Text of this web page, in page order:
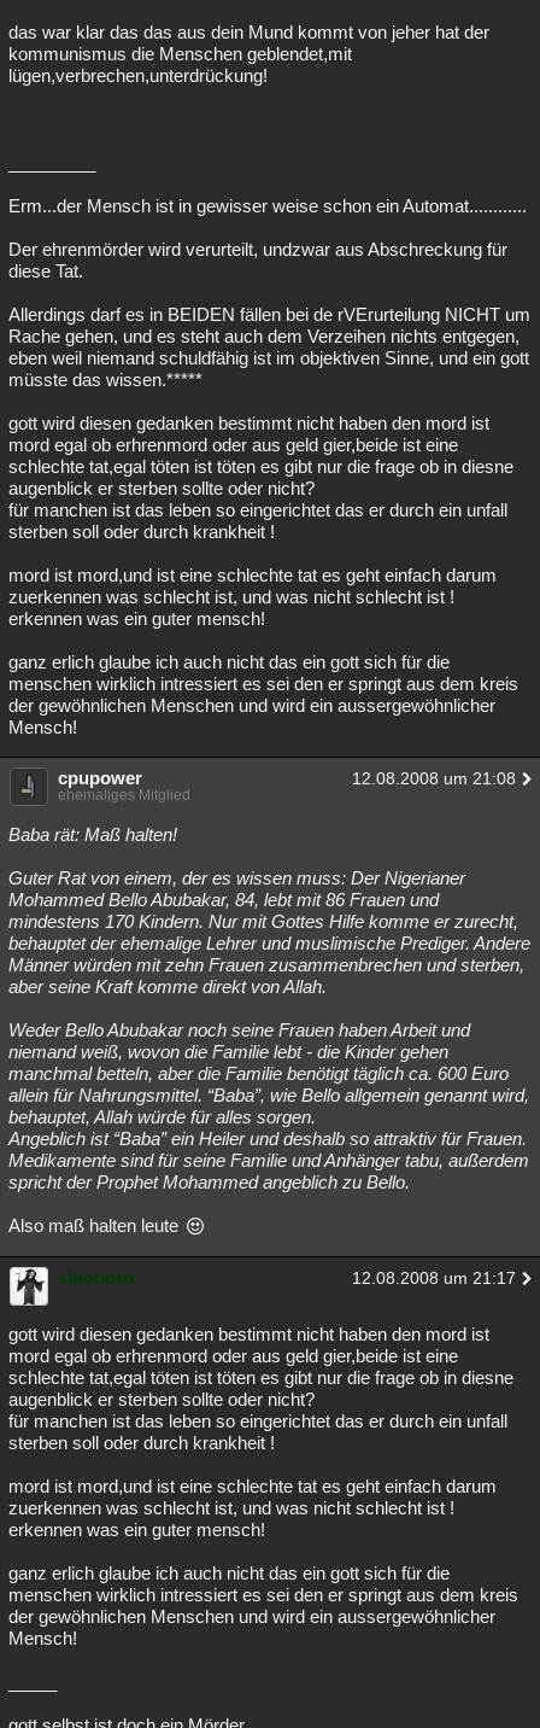
das war klar das das aus dein Mund kommt von jeher hat der
kommunismus die Menschen geblendet,mit
lügen,verbrechen,unterdrückung!
Erm...der Mensch ist in gewisser weise schon ein Automat............
Der ehrenmörder wird verurteilt, undzwar aus Abschreckung für
diese Tat.
Allerdings darf es in BEIDEN fällen bei de rVErurteilung NICHT um
Rache gehen, und es steht auch dem Verzeihen nichts entgegen,
eben weil niemand schuldfähig ist im objektiven Sinne, und ein gott
müsste das wissen.*****
gott wird diesen gedanken bestimmt nicht haben den mord ist
mord egal ob erhrenmord oder aus geld gier,beide ist eine
schlechte tat,egal töten ist töten es gibt nur die frage ob in diesne
augenblick er sterben sollte oder nicht?
für manchen ist das leben so eingerichtet das er durch ein unfall
sterben soll oder durch krankheit !
mord ist mord,und ist eine schlechte tat es geht einfach darum
zuerkennen was schlecht ist, und was nicht schlecht ist !
erkennen was ein guter mensch!
ganz erlich glaube ich auch nicht das ein gott sich für die
menschen wirklich intressiert es sei den er springt aus dem kreis
der gewöhnlichen Menschen und wird ein aussergewöhnlicher
Mensch!
cpupower 12.08.2008 um 21:08
ehemaliges Mitglied
Baba rät: Maß halten!
Guter Rat von einem, der es wissen muss: Der Nigerianer
Mohammed Bello Abubakar, 84, lebt mit 86 Frauen und
mindestens 170 Kindern. Nur mit Gottes Hilfe komme er zurecht,
behauptet der ehemalige Lehrer und muslimische Prediger. Andere
Männer würden mit zehn Frauen zusammenbrechen und sterben,
aber seine Kraft komme direkt von Allah.
Weder Bello Abubakar noch seine Frauen haben Arbeit und
niemand weiß, wovon die Familie lebt - die Kinder gehen
manchmal betteln, aber die Familie benötigt täglich ca. 600 Euro
allein für Nahrungsmittel. “Baba”, wie Bello allgemein genannt wird,
behauptet, Allah würde für alles sorgen.
Angeblich ist “Baba” ein Heiler und deshalb so attraktiv für Frauen.
Medikamente sind für seine Familie und Anhänger tabu, außerdem
spricht der Prophet Mohammed angeblich zu Bello.
Also maß halten leute
shionoro 12.08.2008 um 21:17
gott wird diesen gedanken bestimmt nicht haben den mord ist
mord egal ob erhrenmord oder aus geld gier,beide ist eine
schlechte tat,egal töten ist töten es gibt nur die frage ob in diesne
augenblick er sterben sollte oder nicht?
für manchen ist das leben so eingerichtet das er durch ein unfall
sterben soll oder durch krankheit !
mord ist mord,und ist eine schlechte tat es geht einfach darum
zuerkennen was schlecht ist, und was nicht schlecht ist !
erkennen was ein guter mensch!
ganz erlich glaube ich auch nicht das ein gott sich für die
menschen wirklich intressiert es sei den er springt aus dem kreis
der gewöhnlichen Menschen und wird ein aussergewöhnlicher
Mensch!